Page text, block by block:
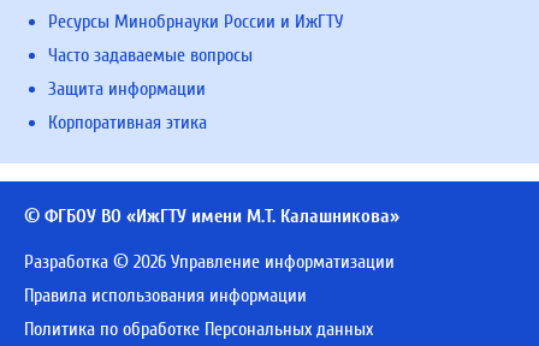
Ресурсы Минобрнауки России и ИжГТУ
Часто задаваемые вопросы
Защита информации
Корпоративная этика
© ФГБОУ ВО «ИжГТУ имени М.Т. Калашникова»
Разработка © 2026 Управление информатизации
Правила использования информации
Политика по обработке Персональных данных